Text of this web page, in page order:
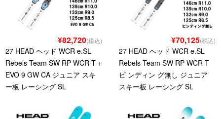
¥82,720(税込)
27 HEAD ヘッド WCR e.SL
Rebels Team SW RP WCR T +
EVO 9 GW CA ジュニア スキ
ー板 レーシング SL
¥70,125(税込)
27 HEAD ヘッド WCR e.SL
Rebels Team SW RP WCR T
ビ ンディン グ無し ジュニア
スキー板 レーシング SL